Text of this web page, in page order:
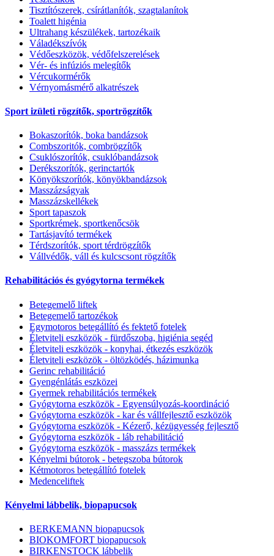
Tisztítószerek, csírátlanítók, szagtalanítok
Toalett higénia
Ultrahang készülékek, tartozékaik
Váladékszívók
Védőeszközök, védőfelszerelések
Vér- és infúziós melegítők
Vércukormérők
Vérnyomásmérő alkatrészek
Sport izületi rögzítők, sportrögzítők
Bokaszorítók, boka bandázsok
Combszoritók, combrögzítők
Csuklószorítók, csuklóbandázsok
Derékszorítók, gerinctartók
Könyökszorítók, könyökbandázsok
Masszázságyak
Masszázskellékek
Sport tapaszok
Sportkrémek, sportkenőcsök
Tartásjavító termékek
Térdszorítók, sport térdrögzítők
Vállvédők, váll és kulcscsont rögzítők
Rehabilitációs és gyógytorna termékek
Betegemelő liftek
Betegemelő tartozékok
Egymotoros betegállító és fektető fotelek
Életviteli eszközök - fürdőszoba, higiénia segéd
Életviteli eszközök - konyhai, étkezés eszközök
Életviteli eszközök - öltözködés, házimunka
Gerinc rehabilitáció
Gyengénlátás eszközei
Gyermek rehabilitációs termékek
Gyógytorna eszközök - Egyensúlyozás-koordináció
Gyógytorna eszközök - kar és vállfejlesztő eszközök
Gyógytorna eszközök - Kézerő, kézügyesség fejlesztő
Gyógytorna eszközök - láb rehabilitáció
Gyógytorna eszközök - masszázs termékek
Kényelmi bútorok - betegszoba bútorok
Kétmotoros betegállító fotelek
Medenceliftek
Kényelmi lábbelik, biopapucsok
BERKEMANN biopapucsok
BIOKOMFORT biopapucsok
BIRKENSTOCK lábbelik